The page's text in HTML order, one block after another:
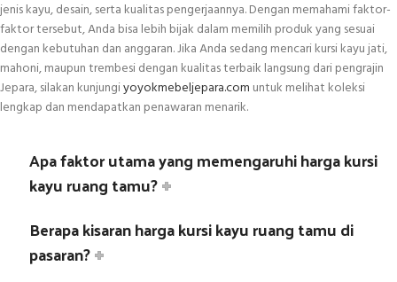
jenis kayu, desain, serta kualitas pengerjaannya. Dengan memahami faktor-
faktor tersebut, Anda bisa lebih bijak dalam memilih produk yang sesuai
dengan kebutuhan dan anggaran. Jika Anda sedang mencari kursi kayu jati,
mahoni, maupun trembesi dengan kualitas terbaik langsung dari pengrajin
Jepara, silakan kunjungiyoyokmebeljepara.com untuk melihat koleksi
lengkap dan mendapatkan penawaran menarik.
Apa faktor utama yang memengaruhi harga kursi
kayu ruang tamu?
Berapa kisaran harga kursi kayu ruang tamu di
pasaran?